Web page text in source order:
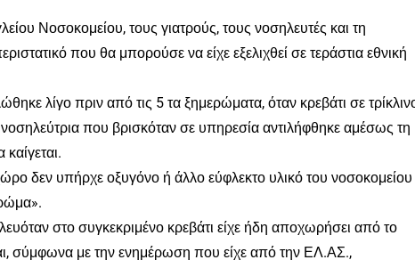
Νοσοκομείου, τους γιατρούς, τους νοσηλευτές και τη
που θα μπορούσε να είχε εξελιχθεί σε τεράστια εθνική
λίγο πριν από τις 5 τα ξημερώματα, όταν κρεβάτι σε
που βρισκόταν σε υπηρεσία αντιλήφθηκε αμέσως τη
δεν υπήρχε οξυγόνο ή άλλο εύφλεκτο υλικό του νοσοκομείου
στο συγκεκριμένο κρεβάτι είχε ήδη αποχωρήσει από το
σύμφωνα με την ενημέρωση που είχε από την ΕΛ.ΑΣ.,